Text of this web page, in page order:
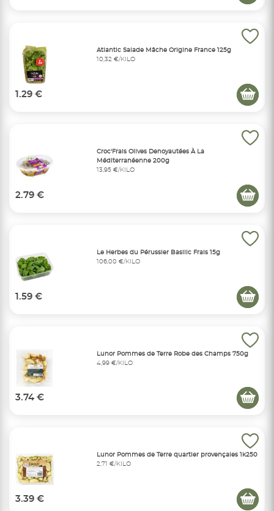
Atlantic Salade Mâche Origine France 125g
10,32 €/KILO
1.29 €
Croc'Frais Olives Denoyautées À La
Méditerranéenne 200g
13,95 €/KILO
2.79 €
Le Herbes du Pérussier Basilic Frais 15g
106,00 €/KILO
1.59 €
Lunor Pommes de Terre Robe des Champs 750g
4,99 €/KILO
3.74 €
Lunor Pommes de Terre quartier provençales 1k250
2,71 €/KILO
3.39 €